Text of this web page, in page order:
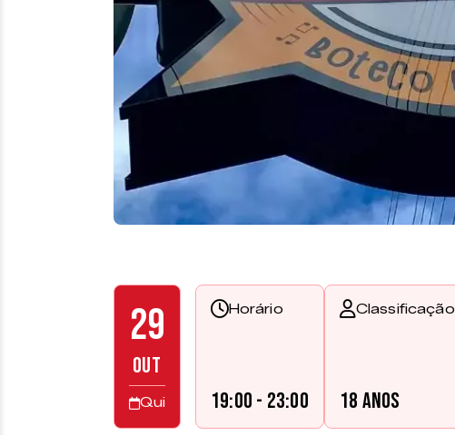
29
OUT
Qui
Horário
19:00 - 23:00
Classificação
18 anos